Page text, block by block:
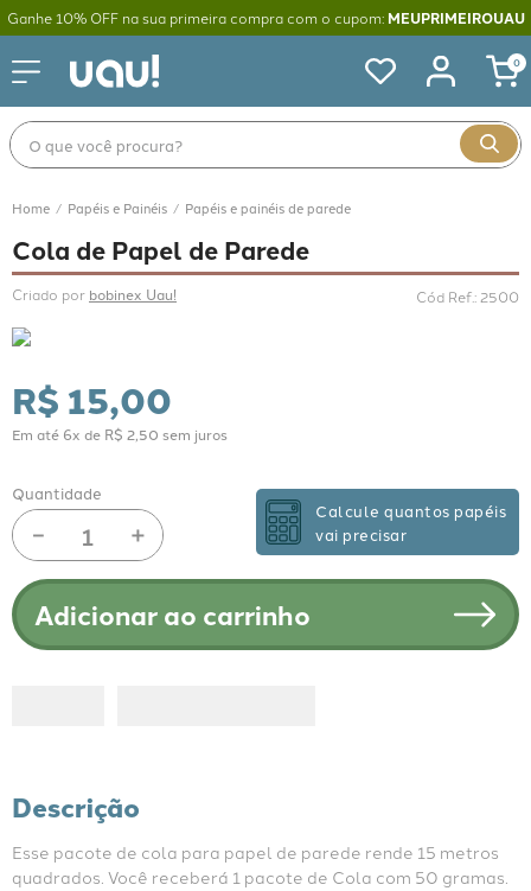
Ganhe 10% OFF na sua primeira compra com o cupom: MEUPRIMEIROUAU
0
O que você procura?
Papéis e Painéis Papéis e painéis de parede
Cola de Papel de Parede
Criado por bobinex Uau! Cód Ref.: 2500
R$ 15,00
Em até 6x de R$ 2 50 sem juros
Quantidade
＋
－
Calcule quantos papéis
vai precisar
Adicionar ao carrinho
Descrição
Esse pacote de cola para papel de parede rende 15 metros
quadrados. Você receberá 1 pacote de Cola com 50 gramas.